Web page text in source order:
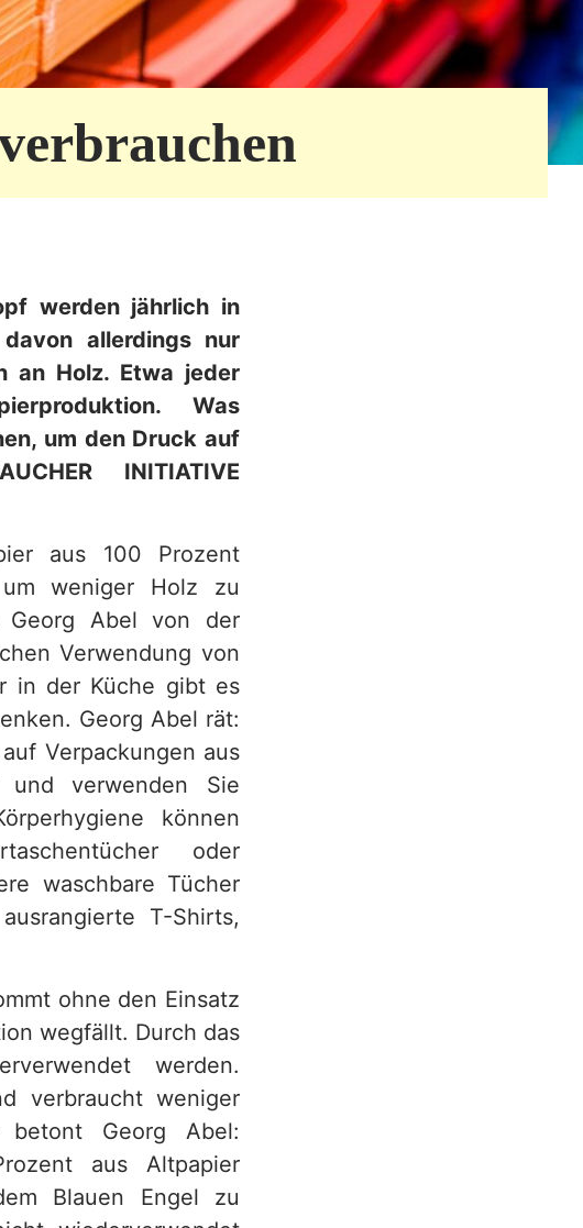
werden jährlich in
allerdings nur
an Holz. Etwa jeder
Was
um den Druck auf
INITIATIVE
aus 100 Prozent
weniger Holz zu
Georg Abel von der
Verwendung von
in der Küche gibt es
Georg Abel rät:
Verpackungen aus
und verwenden Sie
können
oder
waschbare Tücher
T-Shirts,
ohne den Einsatz
wegfällt. Durch das
werden.
verbraucht weniger
betont Georg Abel:
aus Altpapier
Blauen Engel zu